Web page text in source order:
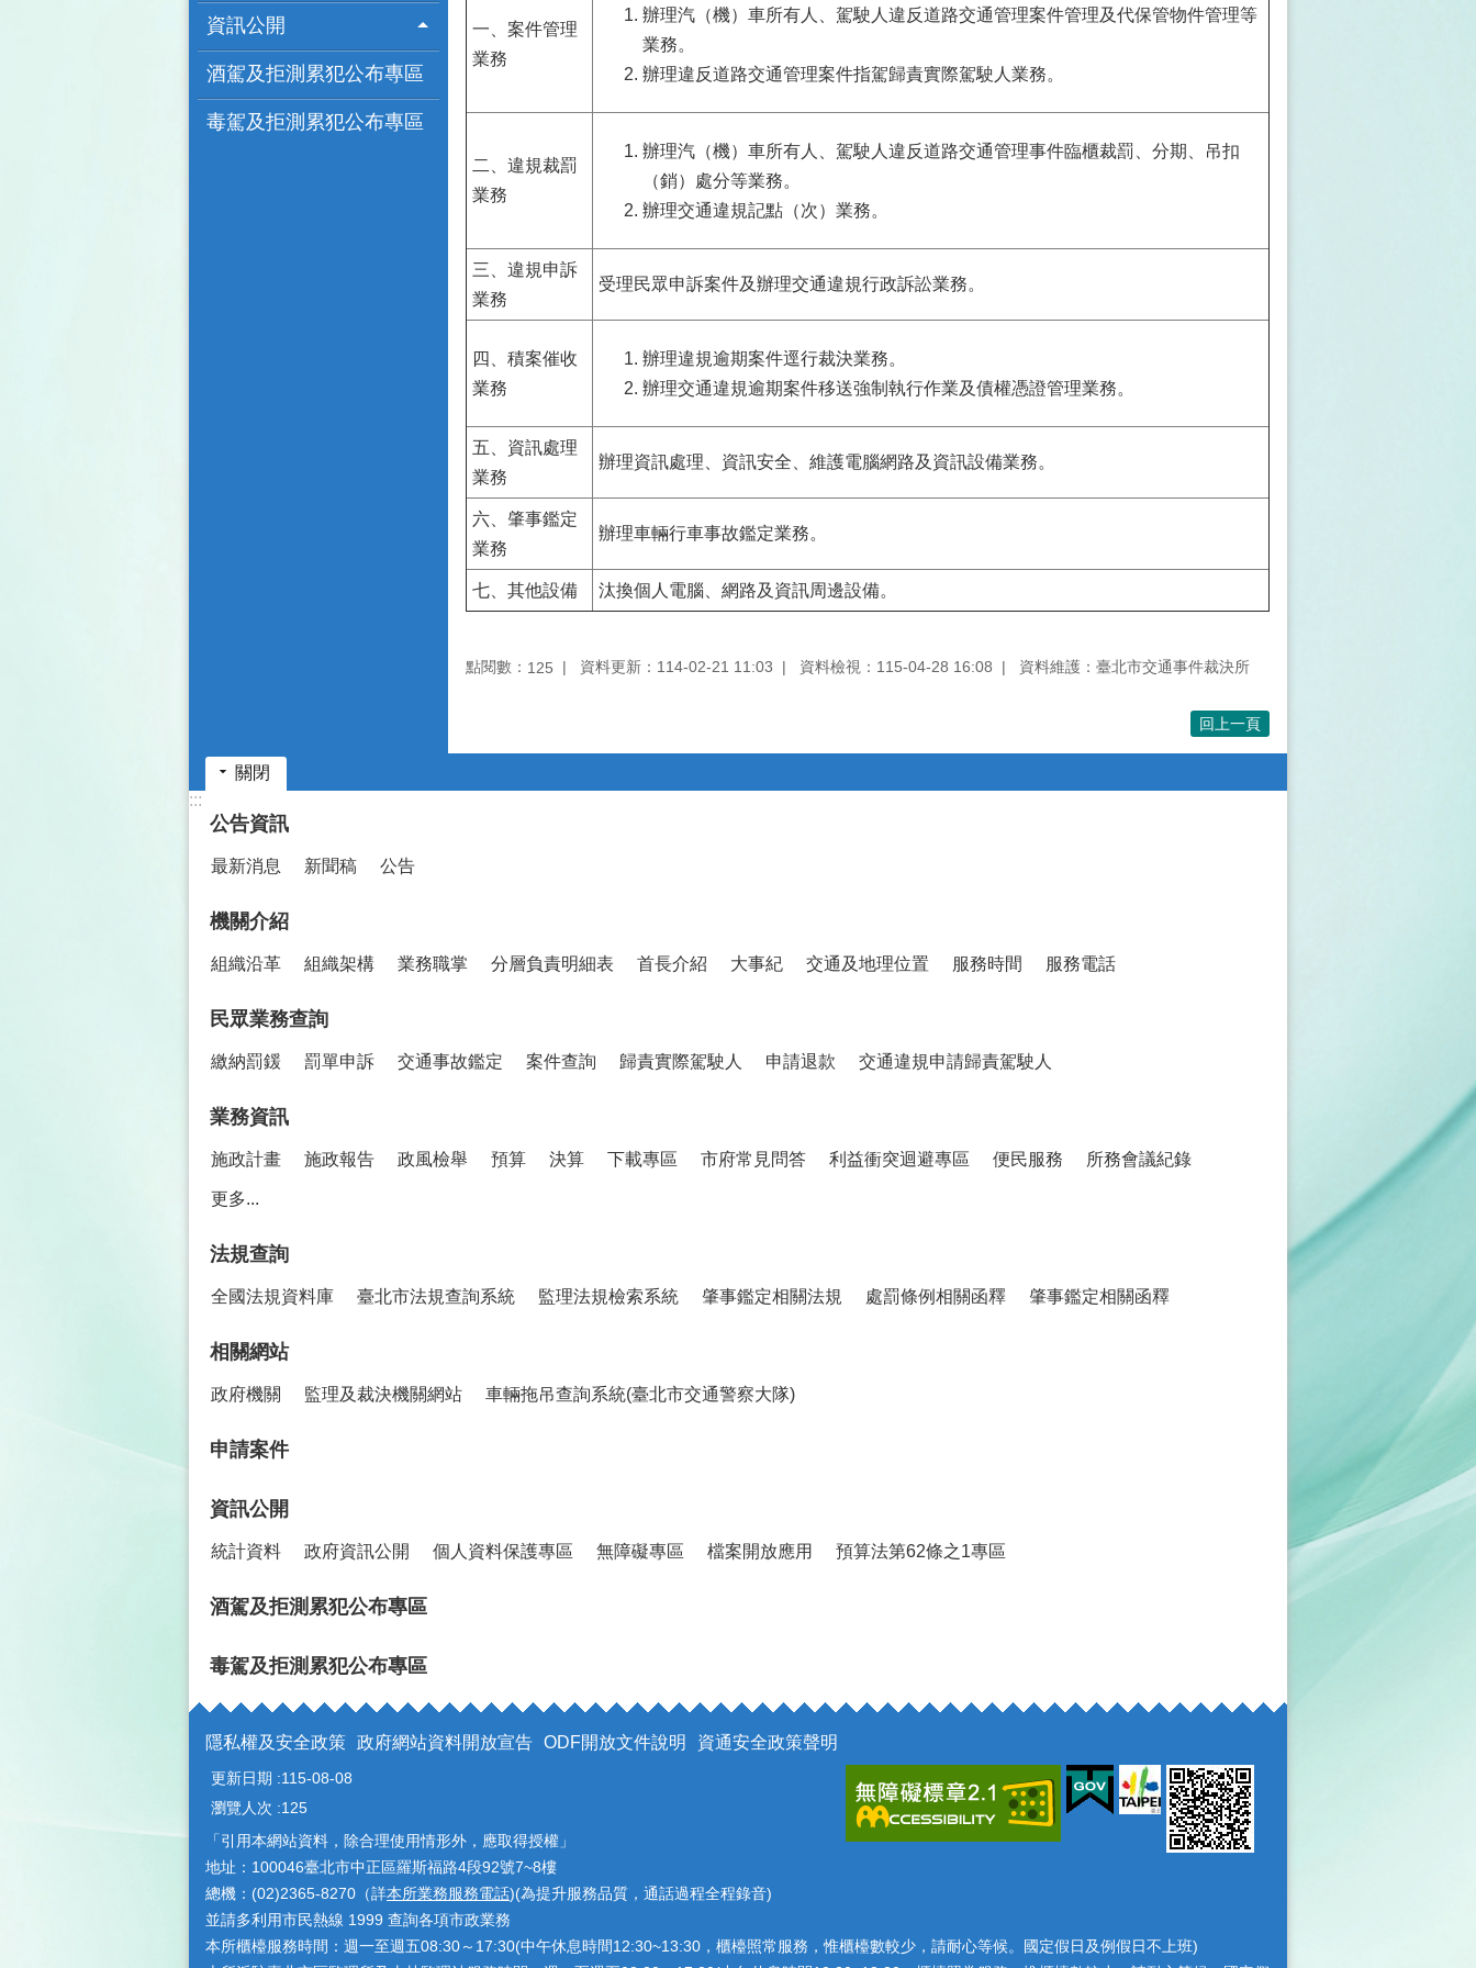
資訊公開
酒駕及拒測累犯公布專區
毒駕及拒測累犯公布專區
一、案件管理
業務
辦理汽（機）車所有人、駕駛人違反道路交通管理案件管理及代保管物件管理等
業務。
辦理違反道路交通管理案件指駕歸責實際駕駛人業務。
二、違規裁罰
業務
辦理汽（機）車所有人、駕駛人違反道路交通管理事件臨櫃裁罰、分期、吊扣
（銷）處分等業務。
辦理交通違規記點（次）業務。
三、違規申訴
業務
受理民眾申訴案件及辦理交通違規行政訴訟業務。
四、積案催收
業務
辦理違規逾期案件逕行裁決業務。
辦理交通違規逾期案件移送強制執行作業及債權憑證管理業務。
五、資訊處理
業務
辦理資訊處理、資訊安全、維護電腦網路及資訊設備業務。
六、肇事鑑定
業務
辦理車輛行車事故鑑定業務。
七、其他設備 汰換個人電腦、網路及資訊周邊設備。
點閱數： 125 資料更新：114-02-21 11:03 資料檢視：115-04-28 16:08 資料維護：臺北市交通事件裁決所
回上一頁
關閉
:::
公告資訊
最新消息 新聞稿 公告
機關介紹
組織沿革 組織架構 業務職掌 分層負責明細表 首長介紹 大事紀 交通及地理位置 服務時間 服務電話
民眾業務查詢
繳納罰鍰 罰單申訴 交通事故鑑定 案件查詢 歸責實際駕駛人 申請退款 交通違規申請歸責駕駛人
業務資訊
施政計畫 施政報告 政風檢舉 預算 決算 下載專區 市府常見問答 利益衝突迴避專區 便民服務 所務會議紀錄
更多...
法規查詢
全國法規資料庫 臺北市法規查詢系統 監理法規檢索系統 肇事鑑定相關法規 處罰條例相關函釋 肇事鑑定相關函釋
相關網站
政府機關 監理及裁決機關網站 車輛拖吊查詢系統(臺北市交通警察大隊)
申請案件
資訊公開
統計資料 政府資訊公開 個人資料保護專區 無障礙專區 檔案開放應用 預算法第62條之1專區
酒駕及拒測累犯公布專區
毒駕及拒測累犯公布專區
隱私權及安全政策 政府網站資料開放宣告 ODF開放文件說明 資通安全政策聲明
更新日期
115-08-08
瀏覽人次
125
「引用本網站資料，除合理使用情形外，應取得授權」
地址：100046臺北市中正區羅斯福路4段92號7~8樓
總機：(02)2365-8270（詳本所業務服務電話)(為提升服務品質，通話過程全程錄音)
並請多利用市民熱線 1999 查詢各項市政業務
本所櫃檯服務時間：週一至週五08:30～17:30(中午休息時間12:30~13:30，櫃檯照常服務，惟櫃檯數較少，請耐心等候。國定假日及例假日不上班)